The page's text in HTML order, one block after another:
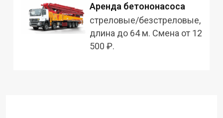
Аренда бетононасоса
стреловые/безстреловые,
длина до 64 м. Смена от 12
500 ₽.